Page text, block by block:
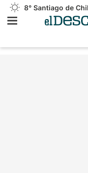
8° Santiago de